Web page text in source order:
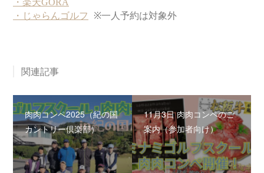
関連記事
肉肉コンペ2025（紀の国
カントリー倶楽部）
11月3日 肉肉コンペのご
案内（参加者向け）